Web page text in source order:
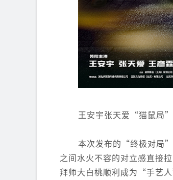
王安宇张天爱“猫鼠局
本次发布的“终极对局
之间水火不容的对立感直接
拜师大白桃顺利成为“手艺